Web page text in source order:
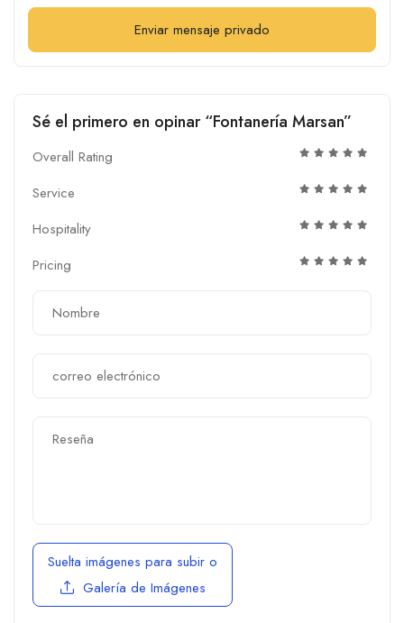
Enviar mensaje privado
Sé el primero en opinar “Fontanería Marsan”
Overall Rating
Service
Hospitality
Pricing
Suelta imágenes para subir o
Galería de Imágenes